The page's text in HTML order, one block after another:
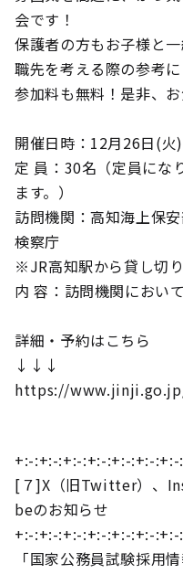
会です！
保護者の方もお子様と
職先を考える際の参考に
参加料も無料！是非、
開催日時：12月26日(
定 員：30名（定員にな
ます。）
訪問機関：高知海上保
検察庁
※JR高知駅から貸し切り
内 容：訪問機関におい
詳細・予約はこちら
↓↓↓
https://
+:-:+:-:+:-:+:-:+:-:+:-
[７]X（旧Twitter）、
beのお知らせ
+:-:+:-:+:-:+:-:+:-:+:-
「国家公務員試験採用